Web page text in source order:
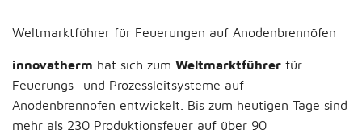
Weltmarktführer für Feuerungen auf Anodenbrennöfen
innovatherm hat sich zum Weltmarktführer für
Feuerungs- und Prozessleitsysteme auf
Anodenbrennöfen entwickelt. Bis zum heutigen Tage sind
mehr als 230 Produktionsfeuer auf über 90